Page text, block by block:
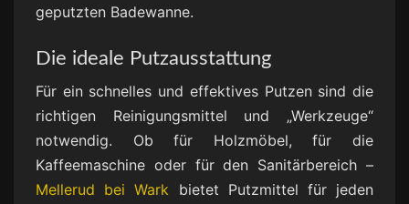
geputzten Badewanne.
Die ideale Putzausstattung
Für ein schnelles und effektives Putzen sind die
richtigen Reinigungsmittel und „Werkzeuge“
notwendig. Ob für Holzmöbel, für die
Kaffeemaschine oder für den Sanitärbereich –
Mellerud bei Wark bietet Putzmittel für jeden